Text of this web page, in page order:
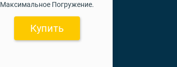
Максимальное Погружение.
Купить